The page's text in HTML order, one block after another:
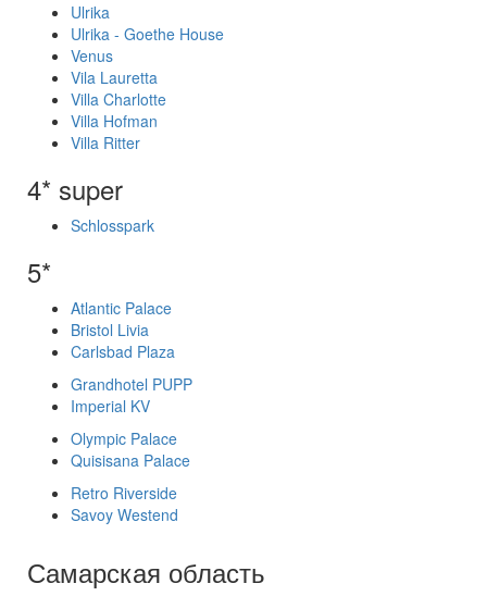
Ulrika
Ulrika - Goethe House
Venus
Vila Lauretta
Villa Charlotte
Villa Hofman
Villa Ritter
4* super
Schlosspark
5*
Atlantic Palace
Bristol Livia
Carlsbad Plaza
Grandhotel PUPP
Imperial KV
Olympic Palace
Quisisana Palace
Retro Riverside
Savoy Westend
Самарская область